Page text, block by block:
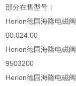
部分在售型号：
Herion德国海隆电磁阀
00.024.00
Herion德国海隆电磁阀
9503200
Herion德国海隆电磁阀